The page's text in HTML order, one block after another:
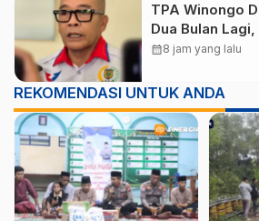
TPA Winongo
Dua Bulan Lagi,
Madiun Desak
calendar_month8 jam yang lalu
REKOMENDASI UNTUK ANDA